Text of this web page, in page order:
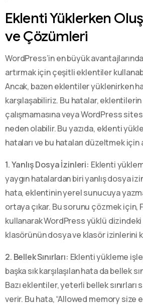
Eklenti Yüklerken
ve Çözümleri
WordPress’in en büyük
artırmak için çeşitli eklentiler
Ancak, bazen eklentiler yüklenirken
karşılaşabiliriz. Bu hatalar,
çalışmamasına veya WordPress
neden olabilir. Bu yazıda, eklenti
hataları ve bu hataları düzeltmek için
1. Yanlış Dosya İzinleri: Eklenti
yaygın hatalardan biri yanlış dosya
hata, eklentinin yerel sunucuya
ortaya çıkar. Bu sorunu çözmek için,
kullanarak WordPress yüklü
klasörünün dosya ve klasör izinlerini
2. Bellek Sınırları: Eklenti yükleme
başka sık karşılaşılan hata da bellek
Bazı eklentiler, yeterli bellek sınırları
verir. Bu hata, “Allowed memory size